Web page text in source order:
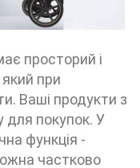
просторий і
при
Ваші продукти з
для покупок. У
функція -
частково